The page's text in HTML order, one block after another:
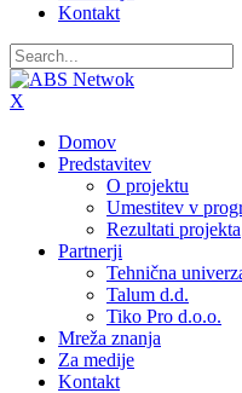
Kontakt
X
Domov
Predstavitev
O projektu
Umestitev v
Rezultati projekta
Partnerji
Tehnična
Talum d.d.
Tiko Pro d.o.o.
Mreža znanja
Za medije
Kontakt